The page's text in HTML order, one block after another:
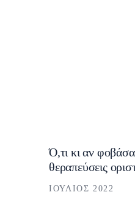
Ό,τι κι αν
θεραπεύσεις
ΙΟΎΛΙΟΣ 2022